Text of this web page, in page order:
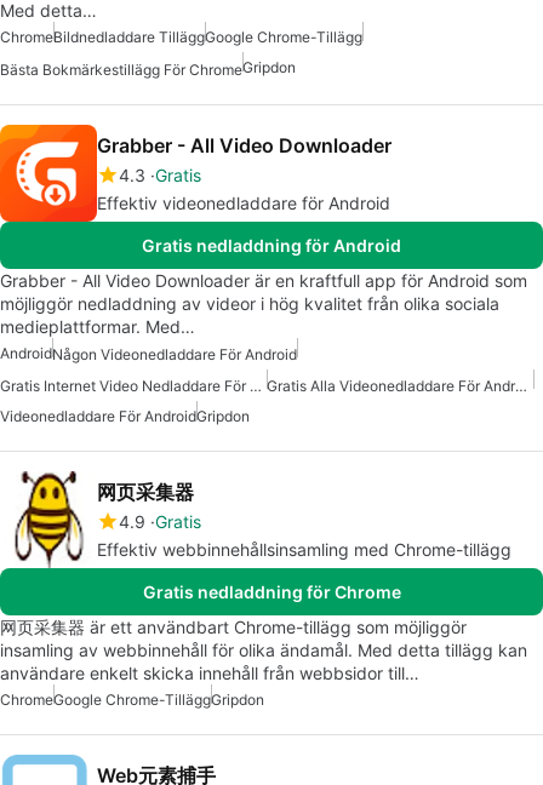
Med detta…
ChromeBildnedladdare TilläggGoogle Chrome-Tillägg
Bästa Bokmärkestillägg För ChromeGripdon
Grabber - All Video Downloader
4.3 Gratis
Effektiv videonedladdare för Android
Gratis nedladdning för Android
Grabber - All Video Downloader är en kraftfull app för Android som
möjliggör nedladdning av videor i hög kvalitet från olika sociala
medieplattformar. Med…
AndroidNågon Videonedladdare För Android
Gratis Internet Video Nedladdare För Android
Gratis Alla Videonedladdare För Android
Videonedladdare För AndroidGripdon
网页采集器
4.9 Gratis
Effektiv webbinnehållsinsamling med Chrome-tillägg
Gratis nedladdning för Chrome
网页采集器 är ett användbart Chrome-tillägg som möjliggör
insamling av webbinnehåll för olika ändamål. Med detta tillägg kan
användare enkelt skicka innehåll från webbsidor till…
ChromeGoogle Chrome-TilläggGripdon
Web元素捕手